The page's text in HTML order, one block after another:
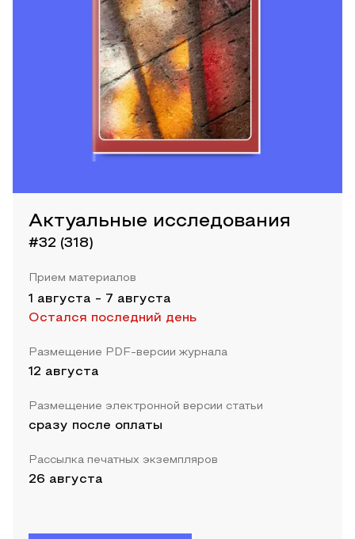
Актуальные исследования
#32 (318)
Прием материалов
1 августа - 7 августа
Остался последний день
Размещение PDF-версии журнала
12 августа
Размещение электронной версии статьи
сразу после оплаты
Рассылка печатных экземпляров
26 августа